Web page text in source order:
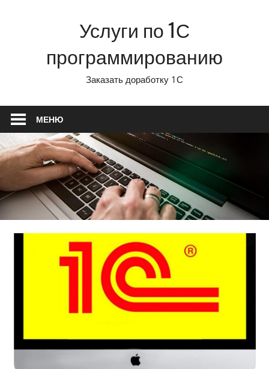
Услуги по 1С
программированию
Заказать доработку 1С
МЕНЮ